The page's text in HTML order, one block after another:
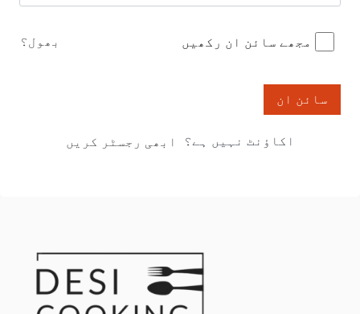
مجھے سائن ان رکھیں بھول؟
سائن ان
اکاؤنٹ نہیں ہے؟ ابھی رجسٹر کریں